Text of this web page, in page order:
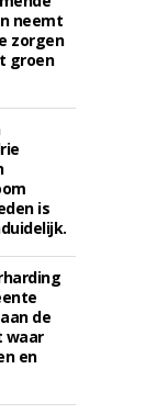
neemt
zorgen
groen
is
de
waar
en